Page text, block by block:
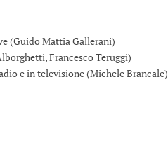
(Guido Mattia Gallerani)
Francesco Teruggi)
e in televisione (Michele Brancale)